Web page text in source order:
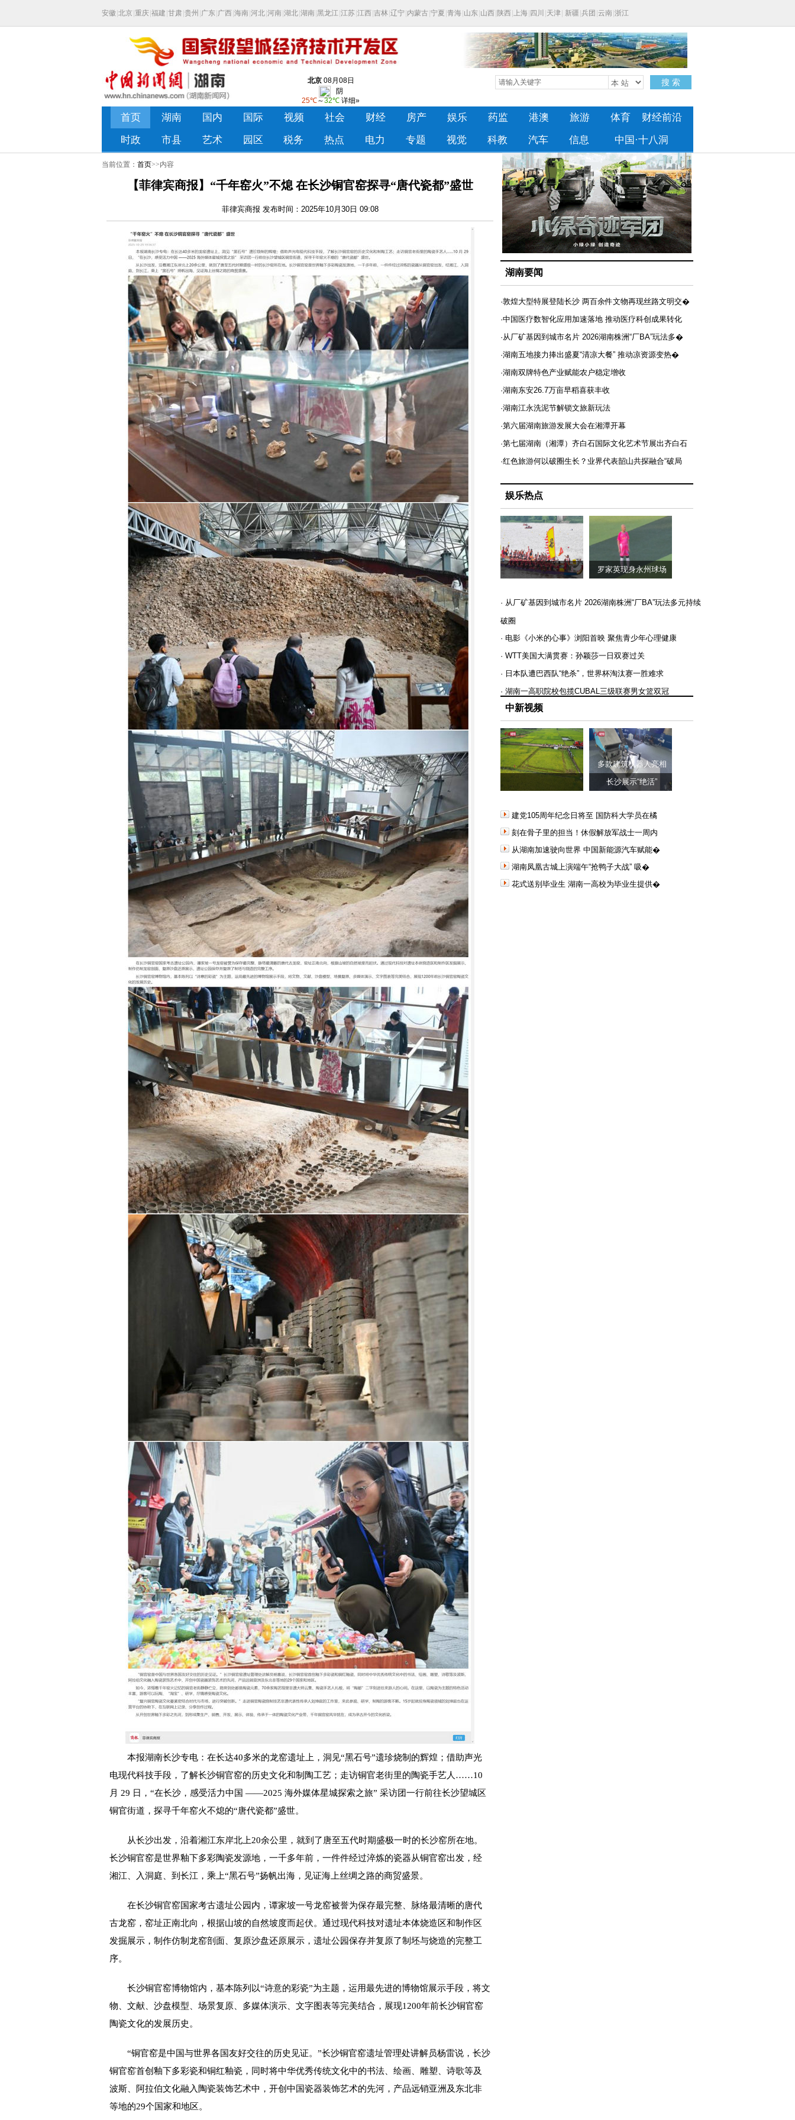
当前位置： 首页>>内容
【菲律宾商报】“千年窑火”不熄 在长沙铜官窑探寻“唐代瓷都”盛世
菲律宾商报 发布时间：2025年10月30日 09:08
本报湖南长沙专电：在长达40多米的龙窑遗址上，洞见“黑石号”遗珍烧制的辉煌；借助声光
电现代科技手段，了解长沙铜官窑的历史文化和制陶工艺；走访铜官老街里的陶瓷手艺人……10
月 29 日，“在长沙，感受活力中国 ——2025 海外媒体星城探索之旅” 采访团一行前往长沙望城区
铜官街道，探寻千年窑火不熄的“唐代瓷都”盛世。
从长沙出发，沿着湘江东岸北上20余公里，就到了唐至五代时期盛极一时的长沙窑所在地。
长沙铜官窑是世界釉下多彩陶瓷发源地，一千多年前，一件件经过淬炼的瓷器从铜官窑出发，经
湘江、入洞庭、到长江，乘上“黑石号”扬帆出海，见证海上丝绸之路的商贸盛景。
在长沙铜官窑国家考古遗址公园内，谭家坡一号龙窑被誉为保存最完整、脉络最清晰的唐代
古龙窑，窑址正南北向，根据山坡的自然坡度而起伏。通过现代科技对遗址本体烧造区和制作区
发掘展示，制作仿制龙窑剖面、复原沙盘还原展示，遗址公园保存并复原了制坯与烧造的完整工
序。
长沙铜官窑博物馆内，基本陈列以“诗意的彩瓷”为主题，运用最先进的博物馆展示手段，将文
物、文献、沙盘模型、场景复原、多媒体演示、文字图表等完美结合，展现1200年前长沙铜官窑
陶瓷文化的发展历史。
“铜官窑是中国与世界各国友好交往的历史见证。”长沙铜官窑遗址管理处讲解员杨雷说，长沙
铜官窑首创釉下多彩瓷和铜红釉瓷，同时将中华优秀传统文化中的书法、绘画、雕塑、诗歌等及
波斯、阿拉伯文化融入陶瓷装饰艺术中，开创中国瓷器装饰艺术的先河，产品远销亚洲及东北非
等地的29个国家和地区。
湖南要闻
·敦煌大型特展登陆长沙 两百余件文物再现丝路文明交�
·中国医疗数智化应用加速落地 推动医疗科创成果转化
·从厂矿基因到城市名片 2026湖南株洲“厂BA”玩法多�
·湖南五地接力捧出盛夏“清凉大餐” 推动凉资源变热�
·湖南双牌特色产业赋能农户稳定增收
·湖南东安26.7万亩早稻喜获丰收
·湖南江永洗泥节解锁文旅新玩法
·第六届湖南旅游发展大会在湘潭开幕
·第七届湖南（湘潭）齐白石国际文化艺术节展出齐白石
·红色旅游何以破圈生长？业界代表韶山共探融合“破局
娱乐热点
罗家英现身永州球场
· 从厂矿基因到城市名片 2026湖南株洲“厂BA”玩法多元持续
破圈
· 电影《小米的心事》浏阳首映 聚焦青少年心理健康
· WTT美国大满贯赛：孙颖莎一日双赛过关
· 日本队遭巴西队“绝杀”，世界杯淘汰赛一胜难求
· 湖南一高职院校包揽CUBAL三级联赛男女篮双冠
中新视频
多款建筑机器人亮相
长沙展示“绝活”
建党105周年纪念日将至 国防科大学员在橘
刻在骨子里的担当！休假解放军战士一周内
从湖南加速驶向世界 中国新能源汽车赋能�
湖南凤凰古城上演端午“抢鸭子大战” 吸�
花式送别毕业生 湖南一高校为毕业生提供�